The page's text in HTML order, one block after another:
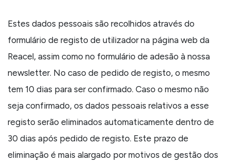
Estes dados pessoais são recolhidos através do
formulário de registo de utilizador na página web da
Reacel, assim como no formulário de adesão à nossa
newsletter. No caso de pedido de registo, o mesmo
tem 10 dias para ser confirmado. Caso o mesmo não
seja confirmado, os dados pessoais relativos a esse
registo serão eliminados automaticamente dentro de
30 dias após pedido de registo. Este prazo de
eliminação é mais alargado por motivos de gestão dos